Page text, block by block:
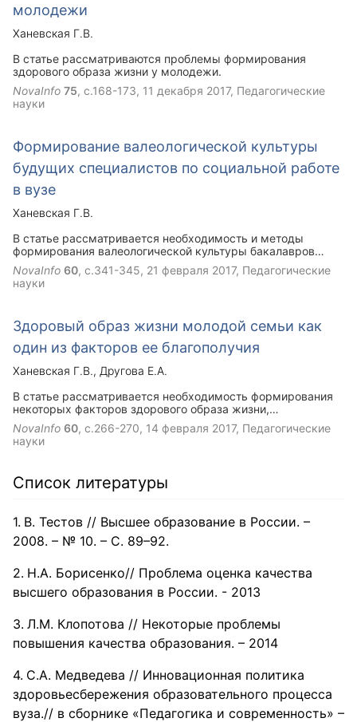
молодежи
Ханевская Г.В.
В статье рассматриваются проблемы формирования
здорового образа жизни у молодежи.
NovaInfo 75, с.168-173, 11 декабря 2017, Педагогические
науки
Формирование валеологической культуры
будущих специалистов по социальной работе
в вузе
Ханевская Г.В.
В статье рассматривается необходимость и методы
формирования валеологической культуры бакалавров
социальной работы в ВУЗе.
NovaInfo 60, с.341-345, 21 февраля 2017, Педагогические
науки
Здоровый образ жизни молодой семьи как
один из факторов ее благополучия
Ханевская Г.В.
Другова Е.А.
В статье рассматривается необходимость формирования
некоторых факторов здорового образа жизни,
благополучия молодой семьи.
NovaInfo 60, с.266-270, 14 февраля 2017, Педагогические
науки
Список литературы
В. Тестов // Высшее образование в России. –
2008. – № 10. – С. 89–92.
Н.А. Борисенко// Проблема оценка качества
высшего образования в России. - 2013
Л.М. Клопотова // Некоторые проблемы
повышения качества образования. – 2014
С.А. Медведева // Инновационная политика
здоровьесбережения образовательного процесса
вуза.// в сборнике «Педагогика и современность» –